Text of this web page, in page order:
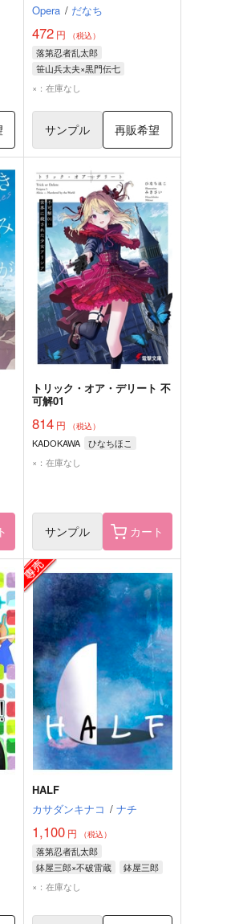
Opera / だなち
472 円 （税込）
落第忍者乱太郎
笹山兵太夫×黒門伝七
笹山兵太夫
×：在庫なし
サンプル 再販希望
トリック・オア・デリート 不
可解01
814 円 （税込）
KADOKAWA
ひなちほこ
×：在庫なし
サンプル カート
HALF
カサダンキナコ / ナチ
1,100 円 （税込）
落第忍者乱太郎
鉢屋三郎×不破雷蔵
鉢屋三郎
不破雷蔵
×：在庫なし